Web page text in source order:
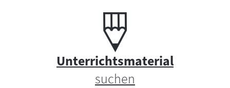
Unterrichtsmaterial:
Unterrichtsmaterial
suchen